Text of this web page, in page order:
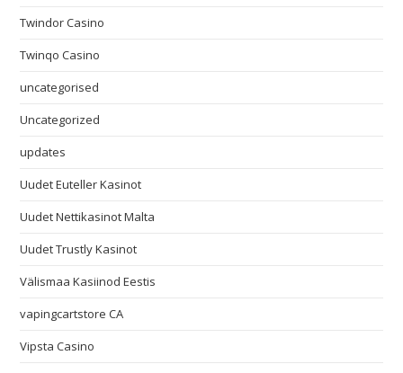
Twindor Casino
Twinqo Casino
uncategorised
Uncategorized
updates
Uudet Euteller Kasinot
Uudet Nettikasinot Malta
Uudet Trustly Kasinot
Välismaa Kasiinod Eestis
vapingcartstore CA
Vipsta Casino